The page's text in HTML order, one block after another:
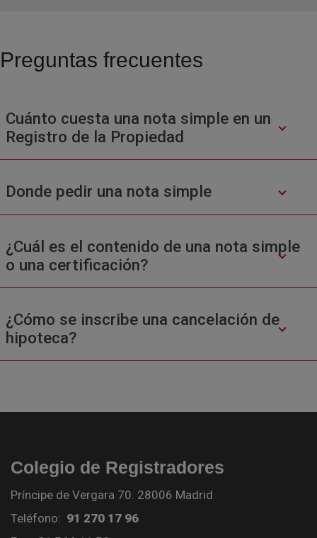
Preguntas frecuentes
Cuánto cuesta una nota simple en un
Registro de la Propiedad
Donde pedir una nota simple
¿Cuál es el contenido de una nota simple
o una certificación?
¿Cómo se inscribe una cancelación de
hipoteca?
Colegio de Registradores
Príncipe de Vergara 70. 28006 Madrid
Teléfono: 91 270 17 96